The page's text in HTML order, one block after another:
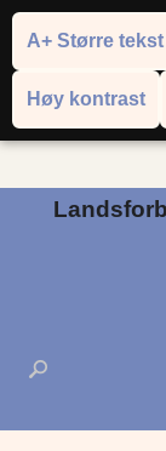
A+ Større tekst
Høy kontrast